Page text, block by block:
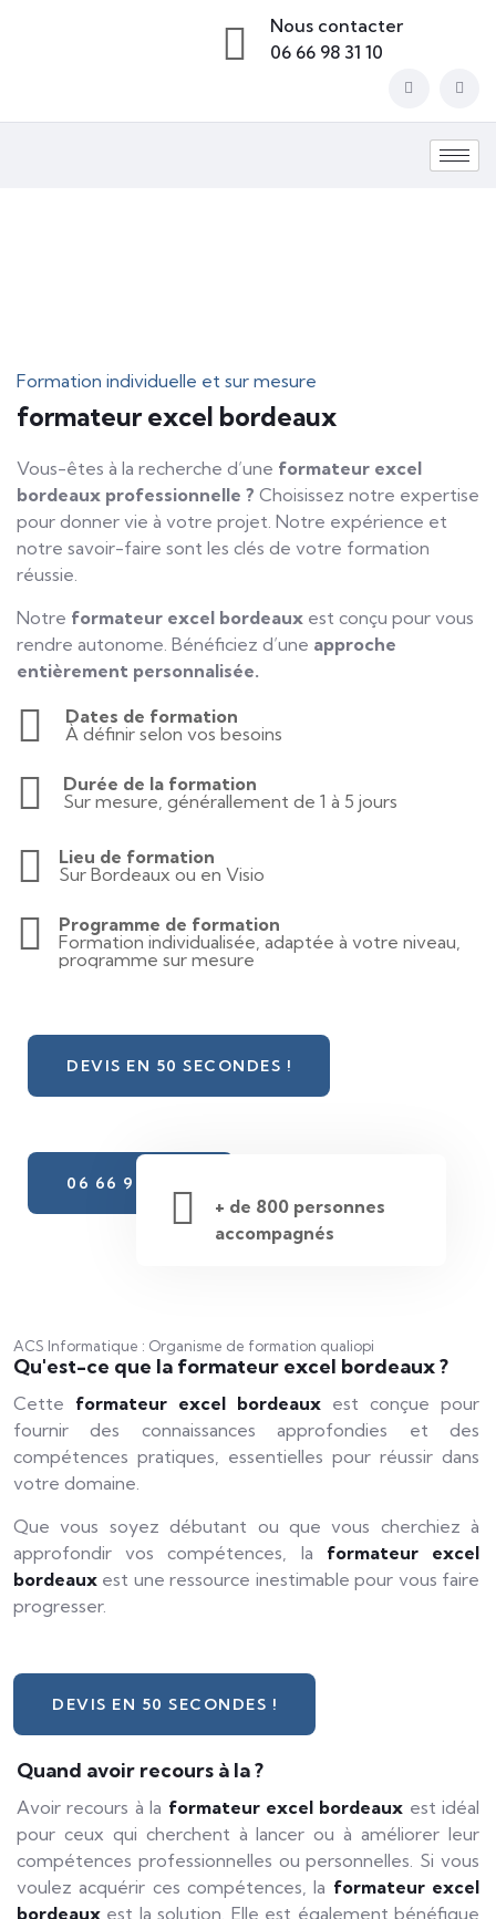
Nous contacter
06 66 98 31 10
Formation individuelle et sur mesure
formateur excel bordeaux
Vous-êtes à la recherche d’une formateur excel
bordeaux professionnelle ? Choisissez notre expertise
pour donner vie à votre projet. Notre expérience et
notre savoir-faire sont les clés de votre formation
réussie.
Notre formateur excel bordeaux est conçu pour vous
rendre autonome. Bénéficiez d’une approche
entièrement personnalisée.
Dates de formation
À définir selon vos besoins
Durée de la formation
Sur mesure, générallement de 1 à 5 jours
Lieu de formation
Sur Bordeaux ou en Visio
Programme de formation
Formation individualisée, adaptée à votre niveau,
programme sur mesure
DEVIS EN 50 SECONDES !
06 66 98 31 10
+ de 800 personnes
accompagnés
ACS Informatique : Organisme de formation qualiopi
Qu'est-ce que la formateur excel bordeaux ?
Cette formateur excel bordeaux est conçue pour
fournir des connaissances approfondies et des
compétences pratiques, essentielles pour réussir dans
votre domaine.
Que vous soyez débutant ou que vous cherchiez à
approfondir vos compétences, la formateur excel
bordeaux est une ressource inestimable pour vous faire
progresser.
DEVIS EN 50 SECONDES !
Quand avoir recours à la ?
Avoir recours à la formateur excel bordeaux est idéal
pour ceux qui cherchent à lancer ou à améliorer leur
compétences professionnelles ou personnelles. Si vous
voulez acquérir ces compétences, la formateur excel
bordeaux est la solution. Elle est également bénéfique